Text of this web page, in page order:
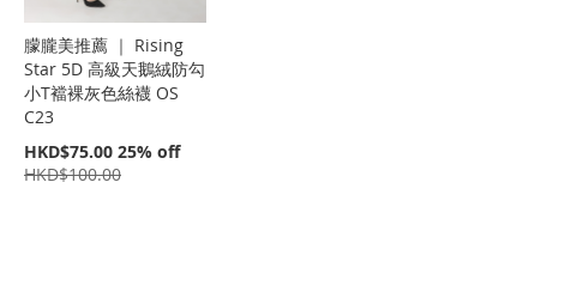
朦朧美推薦 ｜ Rising
Star 5D 高級天鵝絨防勾
小T襠裸灰色絲襪 OS
C23
特
價
HKD$75.00 25% off
HKD$100.00